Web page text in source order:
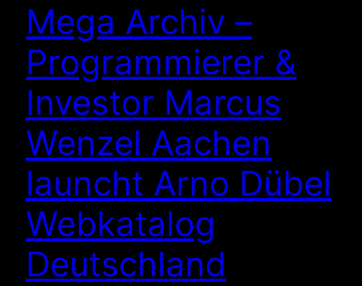
Mega Archiv –
Programmierer &
Investor Marcus
Wenzel Aachen
launcht Arno Dübel
Webkatalog
Deutschland